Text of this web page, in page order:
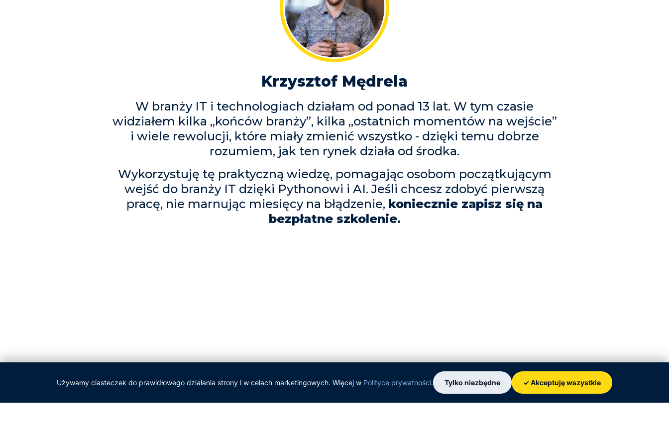
Krzysztof Mędrela
W branży IT i technologiach działam od ponad 13 lat. W tym czasie
widziałem kilka „końców branży”, kilka „ostatnich momentów na wejście”
i wiele rewolucji, które miały zmienić wszystko - dzięki temu dobrze
rozumiem, jak ten rynek działa od środka.
Wykorzystuję tę praktyczną wiedzę, pomagając osobom początkującym
wejść do branży IT dzięki Pythonowi i AI. Jeśli chcesz zdobyć pierwszą
pracę, nie marnując miesięcy na błądzenie, koniecznie zapisz się na
bezpłatne szkolenie.
Używamy ciasteczek do prawidłowego działania strony i w celach marketingowych. Więcej w Polityce prywatności. Tylko niezbędne ✓ Akceptuję wszystkie